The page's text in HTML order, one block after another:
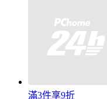
滿3件享9折